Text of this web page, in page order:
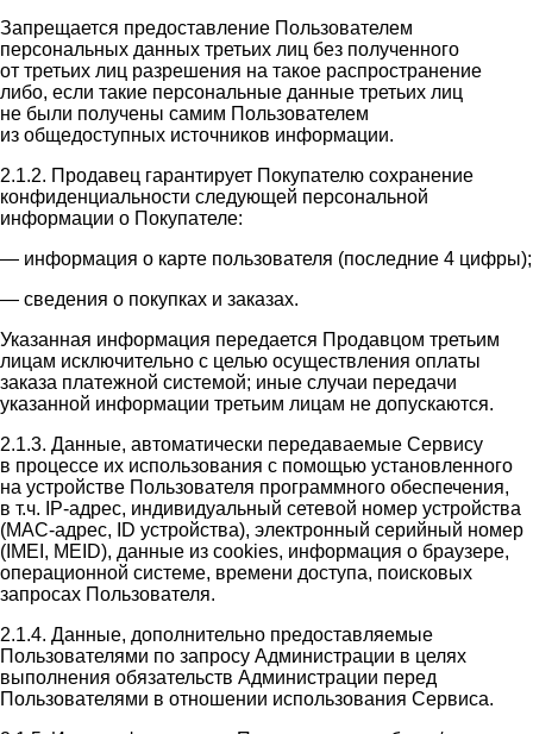
Запрещается предоставление Пользователем
персональных данных третьих лиц без полученного
от третьих лиц разрешения на такое распространение
либо, если такие персональные данные третьих лиц
не были получены самим Пользователем
из общедоступных источников информации.
2.1.2. Продавец гарантирует Покупателю сохранение
конфиденциальности следующей персональной
информации о Покупателе:
— информация о карте пользователя (последние 4 цифры);
— сведения о покупках и заказах.
Указанная информация передается Продавцом третьим
лицам исключительно с целью осуществления оплаты
заказа платежной системой; иные случаи передачи
указанной информации третьим лицам не допускаются.
2.1.3. Данные, автоматически передаваемые Сервису
в процессе их использования с помощью установленного
на устройстве Пользователя программного обеспечения,
в т.ч. IP-адрес, индивидуальный сетевой номер устройства
(MAC-адрес, ID устройства), электронный серийный номер
(IMEI, MEID), данные из cookies, информация о браузере,
операционной системе, времени доступа, поисковых
запросах Пользователя.
2.1.4. Данные, дополнительно предоставляемые
Пользователями по запросу Администрации в целях
выполнения обязательств Администрации перед
Пользователями в отношении использования Сервиса.